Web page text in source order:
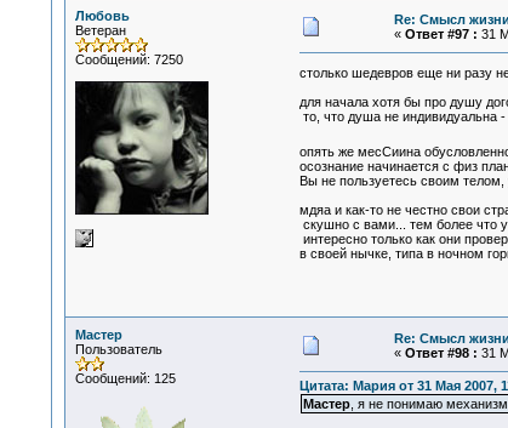
Любовь
Ветеран
Сообщений: 7250
Re: Смысл
« Ответ #97 : 31
столько шедевров еще ни разу
для начала хотя бы про душу
то, что душа не индивидуальна
опять же месСиина
осознание начинается с физ
Вы не пользуетесь своим
мдяа и как-то не честно свои
скушно с вами... тем более что
интересно только как они
в своей нычке, типа в ночном
Мастер
Пользователь
Сообщений: 125
Re: Смысл
« Ответ #98 : 31
Цитата: Мария от 31 Мая 2007,
Мастер, я не понимаю